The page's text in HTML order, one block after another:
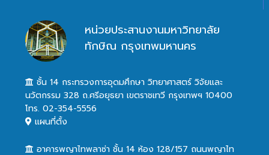
หน่วยประสานงานมหาวิทยาลัย
ทักษิณ กรุงเทพมหานคร
ชั้น 14 กระทรวงการอุดมศึกษา วิทยาศาสตร์ วิจัยและ
นวัตกรรม 328 ถ.ศรีอยุธยา เขตราชเทวี กรุงเทพฯ 10400
โทร. 02-354-5556
แผนที่ตั้ง
อาคารพญาไทพลาซ่า ชั้น 14 ห้อง 128/157 ถนนพญาไท